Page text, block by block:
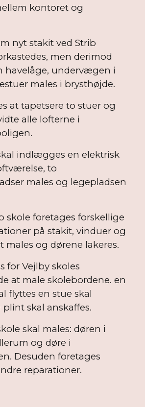
kontoret og
nyt stakit ved Strib
men derimod
havelåge, undervægen i
males i brysthøjde.
at tapetsere to stuer og
alle lofterne i
indlægges en elektrisk
to
males og legepladsen
skole foretages forskellige
på stakit, vinduer og
males og dørene lakeres.
for Vejlby skoles
at male skolebordene. en
flyttes en stue skal
plint skal anskaffes.
skal males: døren i
og døre i
Desuden foretages
reparationer.